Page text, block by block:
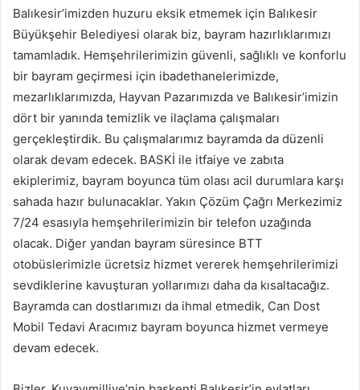
Balıkesir’imizden huzuru eksik etmemek için Balıkesir
Büyükşehir Belediyesi olarak biz, bayram hazırlıklarımızı
tamamladık. Hemşehrilerimizin güvenli, sağlıklı ve konforlu
bir bayram geçirmesi için ibadethanelerimizde,
mezarlıklarımızda, Hayvan Pazarımızda ve Balıkesir’imizin
dört bir yanında temizlik ve ilaçlama çalışmaları
gerçekleştirdik. Bu çalışmalarımız bayramda da düzenli
olarak devam edecek. BASKİ ile itfaiye ve zabıta
ekiplerimiz, bayram boyunca tüm olası acil durumlara karşı
sahada hazır bulunacaklar. Yakın Çözüm Çağrı Merkezimiz
7/24 esasıyla hemşehrilerimizin bir telefon uzağında
olacak. Diğer yandan bayram süresince BTT
otobüslerimizle ücretsiz hizmet vererek hemşehrilerimizi
sevdiklerine kavuşturan yollarımızı daha da kısaltacağız.
Bayramda can dostlarımızı da ihmal etmedik, Can Dost
Mobil Tedavi Aracımız bayram boyunca hizmet vermeye
devam edecek.